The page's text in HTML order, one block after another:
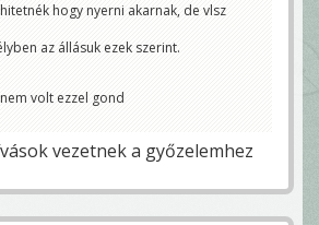
hogy nyerni akarnak, de vlsz
az állásuk ezek szerint.
volt ezzel gond
vezetnek a győzelemhez